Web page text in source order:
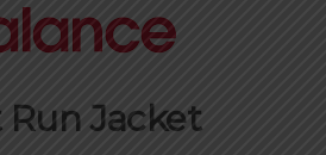
Run Jacket